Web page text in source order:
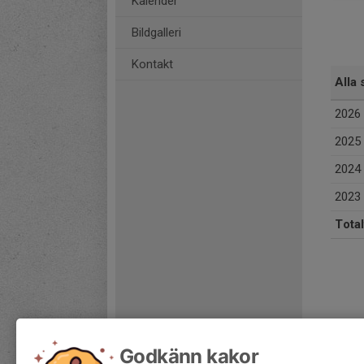
Bildgalleri
Kontakt
Alla
2026
2025
2024
2023
Godkänn kakor